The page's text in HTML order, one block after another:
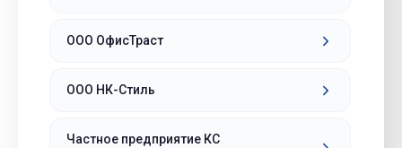
ООО ОфисТраст
ООО НК-Стиль
Частное предприятие КС